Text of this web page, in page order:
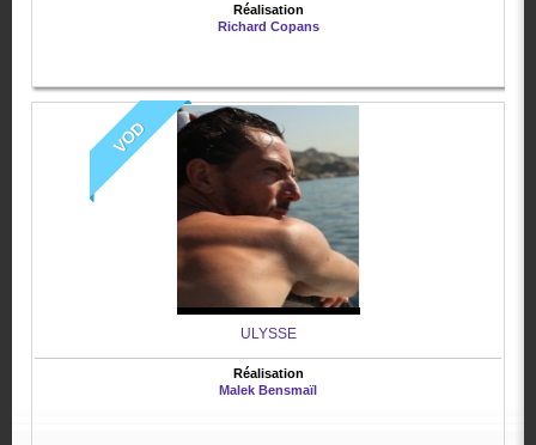
Réalisation
Richard Copans
VOD
ULYSSE
Réalisation
Malek Bensmaïl